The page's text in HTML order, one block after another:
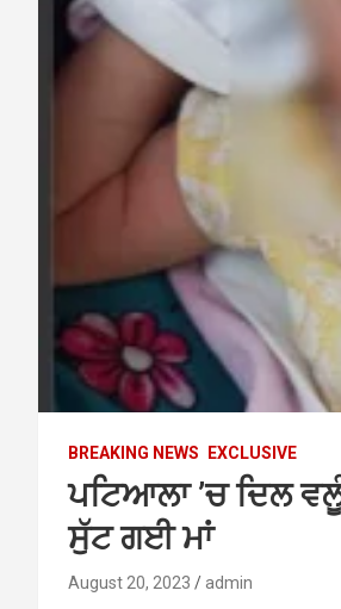
BREAKING NEWS EXCLUSIVE
ਪਟਿਆਲਾ ’ਚ ਦਿਲ
ਸੁੱਟ ਗਈ ਮਾਂ
August 20, 2023 admin